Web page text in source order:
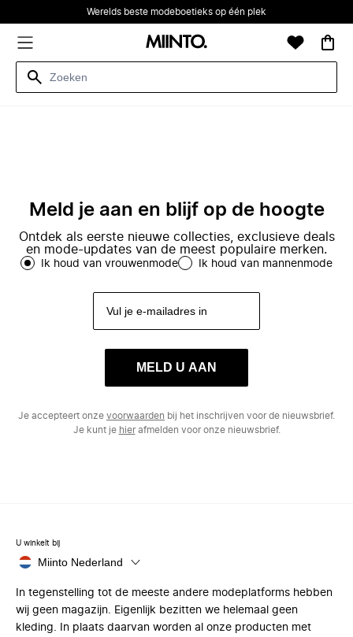
Werelds beste modeboetieks op één plek
Meld je aan en blijf op de hoogte
Ontdek als eerste nieuwe collecties, exclusieve deals
en mode-updates van de meest populaire merken.
Ik houd van vrouwenmode Ik houd van mannenmode
MELD U AAN
Je accepteert onze voorwaarden bij het inschrijven voor de nieuwsbrief.
Je kunt je hierafmelden voor onze nieuwsbrief.
U winkelt bij
Miinto Nederland
In tegenstelling tot de meeste andere modeplatforms hebben
wij geen magazijn. Eigenlijk bezitten we helemaal geen
kleding. In plaats daarvan worden al onze producten met